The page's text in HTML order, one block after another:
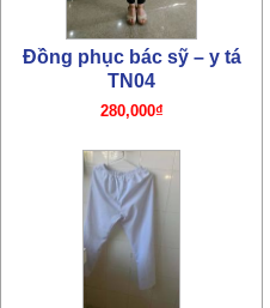
Đồng phục bác sỹ – y tá
TN04
280,000₫